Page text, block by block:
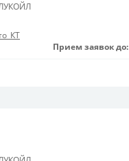
Прием заявок до: